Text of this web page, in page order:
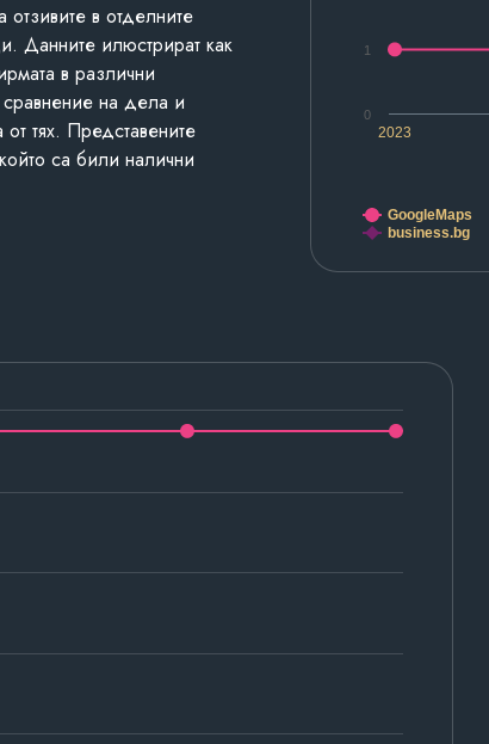
2023
0
1
GoogleMaps
business.bg
отзивите в отделните
Данните илюстрират как
в различни
сравнение на дела и
от тях. Представените
са били налични